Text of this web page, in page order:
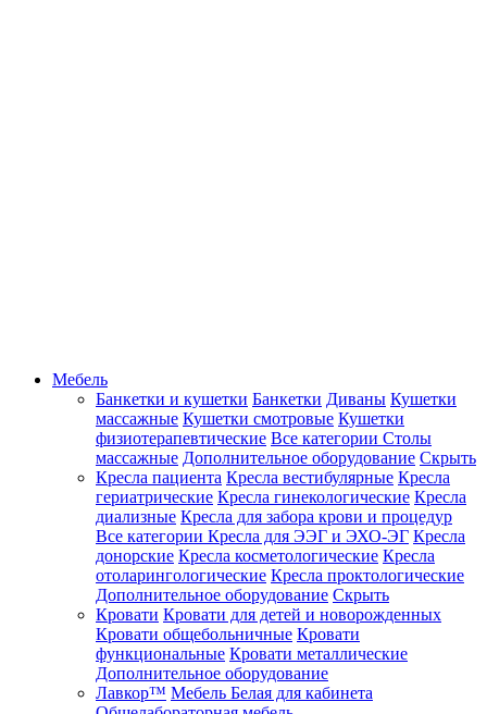
Мебель
Банкетки и кушетки Банкетки Диваны Кушетки
массажные Кушетки смотровые Кушетки
физиотерапевтические Все категории Столы
массажные Дополнительное оборудование Скрыть
Кресла пациента Кресла вестибулярные Кресла
гериатрические Кресла гинекологические Кресла
диализные Кресла для забора крови и процедур
Все категории Кресла для ЭЭГ и ЭХО-ЭГ Кресла
донорские Кресла косметологические Кресла
отоларингологические Кресла проктологические
Дополнительное оборудование Скрыть
Кровати Кровати для детей и новорожденных
Кровати общебольничные Кровати
функциональные Кровати металлические
Дополнительное оборудование
Лавкор™ Мебель Белая для кабинета